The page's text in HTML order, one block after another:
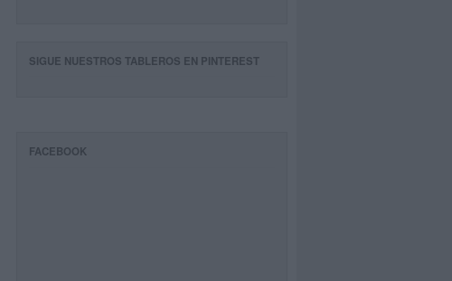
SIGUE NUESTROS TABLEROS EN PINTEREST
FACEBOOK